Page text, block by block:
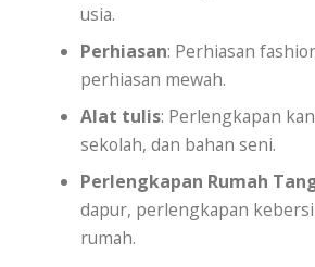
usia.
Perhiasan: Perhiasan
perhiasan mewah.
Alat tulis: Perlengkapan
sekolah, dan bahan seni.
Perlengkapan Rumah
dapur, perlengkapan
rumah.